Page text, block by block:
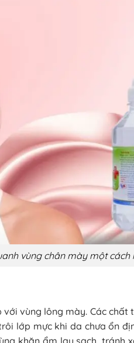
vùng chân mày một cách
vùng lông mày. Các chất
lớp mực khi da chưa ổn